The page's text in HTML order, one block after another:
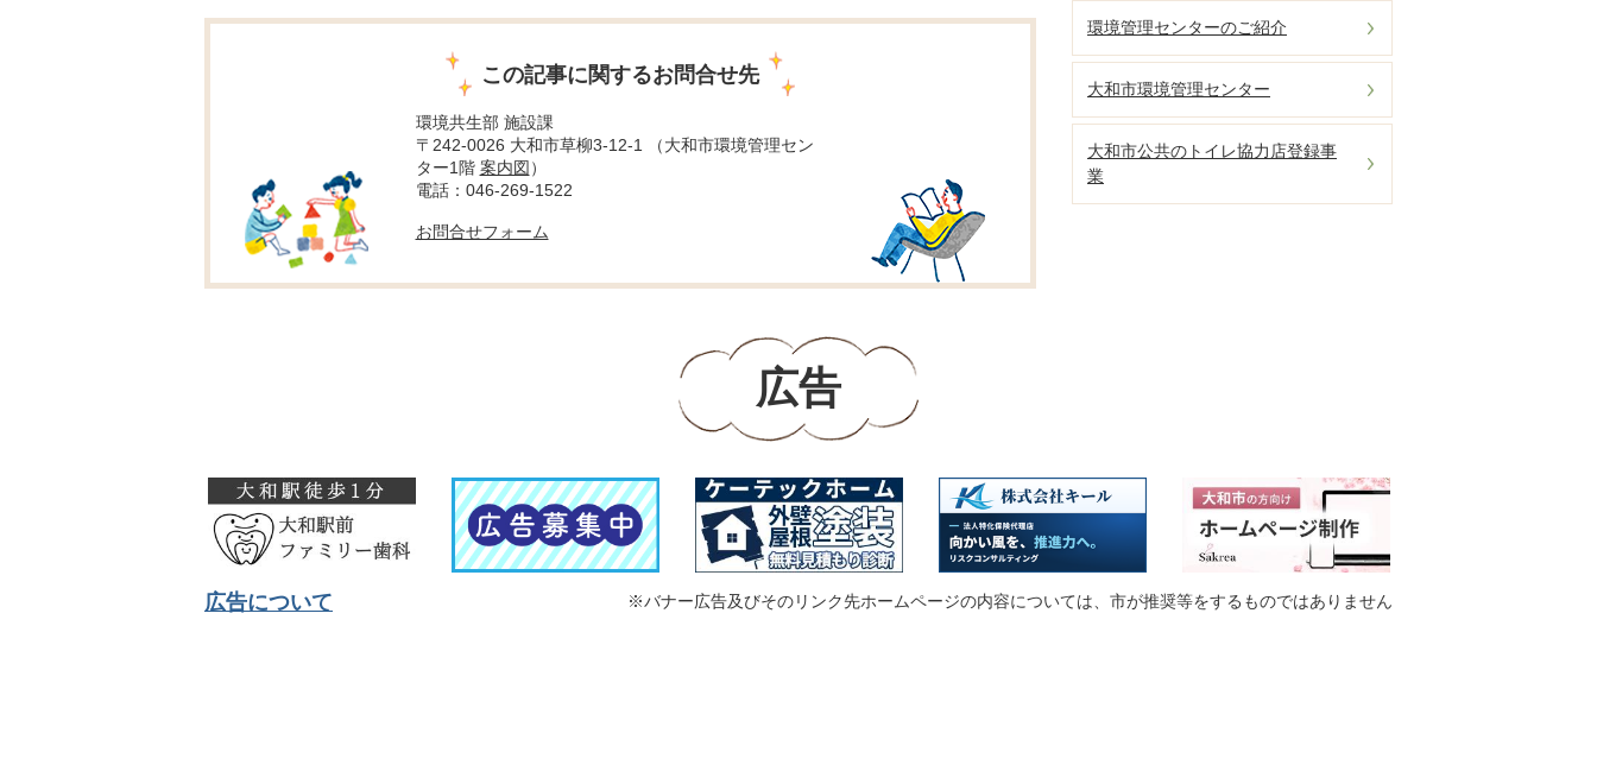
この記事に関するお問合せ先
環境共生部 施設課
〒242-0026 大和市草柳3-12-1 （大和市環境管理セン
ター1階 案内図 ）
電話：046-269-1522
お問合せフォーム
環境管理センターのご紹介
大和市環境管理センター
大和市公共のトイレ協力店登録事
業
広告
広告について ※バナー広告及びそのリンク先ホームページの内容については、市が推奨等をするものではありません